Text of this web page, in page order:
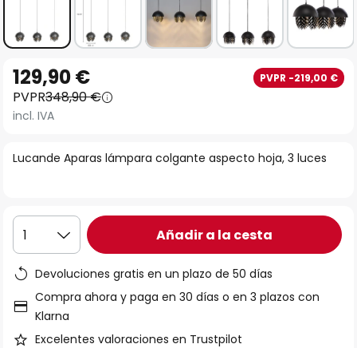
comienzo
de
galería
Lucande Aparas lámpara colgante aspecto hoja, 3 luces
129,90 € PVPR -219,00 €
PVPR348,90 €
incl. IVA
1 Añadir a la cesta
Devoluciones gratis en un plazo de 50 días
Compra ahora y paga en 30 días o en 3 plazos con
Klarna
Excelentes valoraciones en Trustpilot